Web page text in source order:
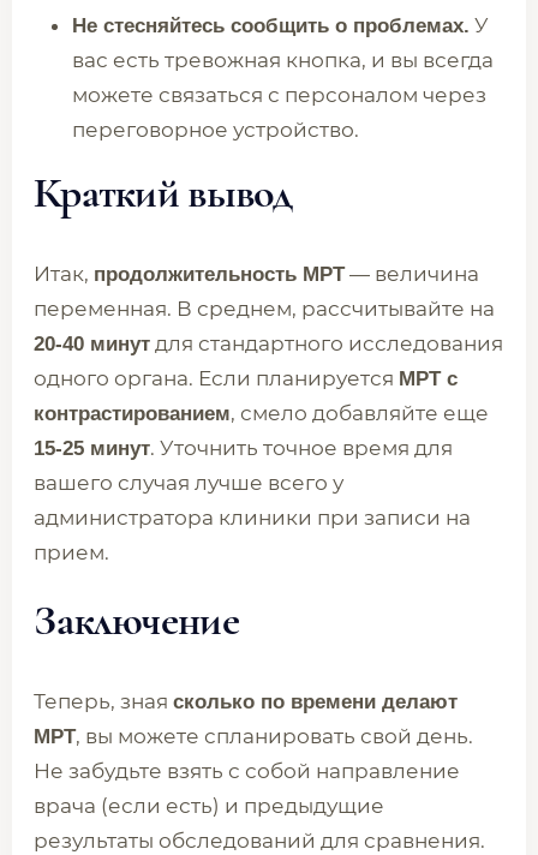
Не стесняйтесь сообщить о проблемах. У
вас есть тревожная кнопка, и вы всегда
можете связаться с персоналом через
переговорное устройство.
Краткий вывод
Итак, продолжительность МРТ— величина
переменная. В среднем, рассчитывайте на
20-40 минут для стандартного исследования
одного органа. Если планируется МРТ с
контрастированием, смело добавляйте еще
15-25 минут. Уточнить точное время для
вашего случая лучше всего у
администратора клиники при записи на
прием.
Заключение
Теперь, зная сколько по времени делают
МРТ, вы можете спланировать свой день.
Не забудьте взять с собой направление
врача (если есть) и предыдущие
результаты обследований для сравнения.